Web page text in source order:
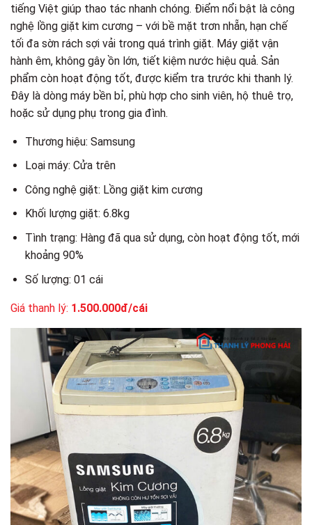
tiếng Việt giúp thao tác nhanh chóng. Điểm nổi bật là công
nghệ lồng giặt kim cương – với bề mặt trơn nhẵn, hạn chế
tối đa sờn rách sợi vải trong quá trình giặt. Máy giặt vận
hành êm, không gây ồn lớn, tiết kiệm nước hiệu quả. Sản
phẩm còn hoạt động tốt, được kiểm tra trước khi thanh lý.
Đây là dòng máy bền bỉ, phù hợp cho sinh viên, hộ thuê trọ,
hoặc sử dụng phụ trong gia đình.
Thương hiệu: Samsung
Loại máy: Cửa trên
Công nghệ giặt: Lồng giặt kim cương
Khối lượng giặt: 6.8kg
Tình trạng: Hàng đã qua sử dụng, còn hoạt động tốt, mới
khoảng 90%
Số lượng: 01 cái
Giá thanh lý: 1.500.000đ/cái